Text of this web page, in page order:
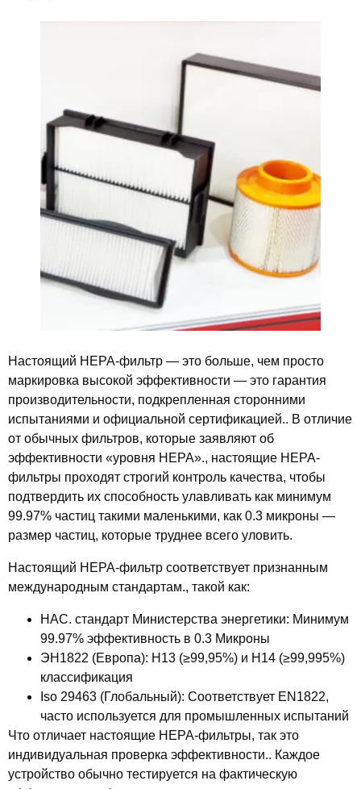
Настоящий HEPA-фильтр — это больше, чем просто
маркировка высокой эффективности — это гарантия
производительности, подкрепленная сторонними
испытаниями и официальной сертификацией.. В отличие
от обычных фильтров, которые заявляют об
эффективности «уровня HEPA»., настоящие HEPA-
фильтры проходят строгий контроль качества, чтобы
подтвердить их способность улавливать как минимум
99.97% частиц такими маленькими, как 0.3 микроны —
размер частиц, которые труднее всего уловить.
Настоящий HEPA-фильтр соответствует признанным
международным стандартам., такой как:
НАС. стандарт Министерства энергетики: Минимум
99.97% эффективность в 0.3 Микроны
ЭН1822 (Европа): H13 (≥99,95%) и H14 (≥99,995%)
классификация
Iso 29463 (Глобальный): Соответствует EN1822,
часто используется для промышленных испытаний
Что отличает настоящие HEPA-фильтры, так это
индивидуальная проверка эффективности.. Каждое
устройство обычно тестируется на фактическую